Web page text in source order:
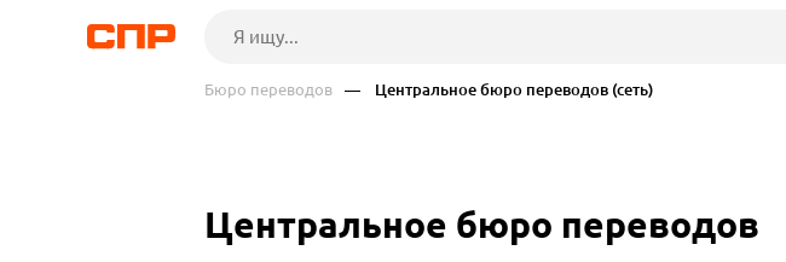
Бюро переводов — Центральное бюро переводов (сеть)
Центральное бюро переводов